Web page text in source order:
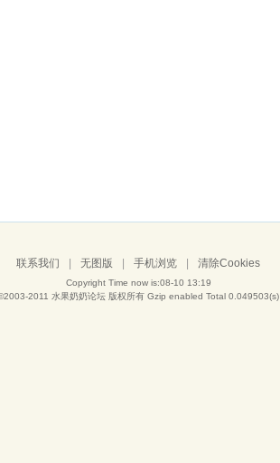
联系我们 无图版 手机浏览 清除Cookies
Copyright Time now is:08-10 13:19
2011 水果奶奶论坛 版权所有 Gzip enabled Total 0.049503(s)